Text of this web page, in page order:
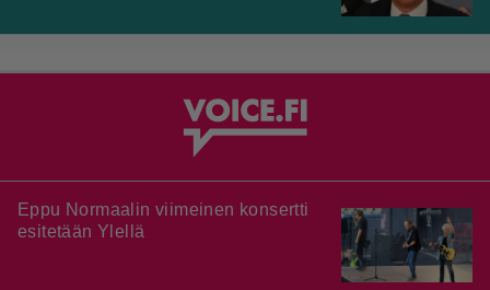
Eppu Normaalin viimeinen konsertti
esitetään Ylellä